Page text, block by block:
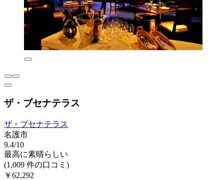
ザ・ブセナテラス
ザ・ブセナテラス
名護市
9.4/10
最高に素晴らしい
(1,009 件の口コミ)
￥62,292